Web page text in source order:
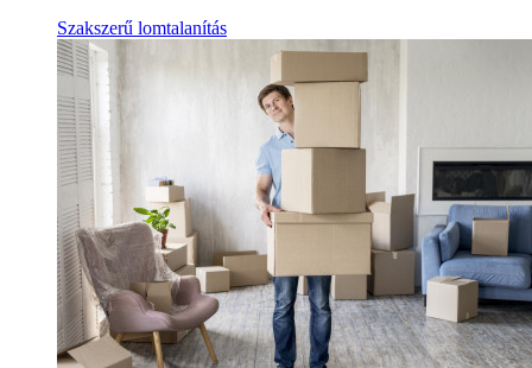
Szakszerű lomtalanítás